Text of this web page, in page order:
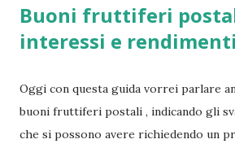
Buoni fruttiferi
interessi e
Oggi con questa guida vorrei parlare
buoni fruttiferi postali , indicando gli
che si possono avere richiedendo un